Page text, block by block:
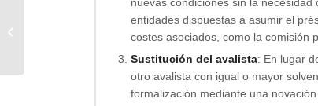
nuevas condiciones sin la
entidades dispuestas a asumir el
costes asociados, como la comisión
Sustitución del avalista: En lugar
otro avalista con igual o mayor
formalización mediante una
Que cobra un broker hipotecario?